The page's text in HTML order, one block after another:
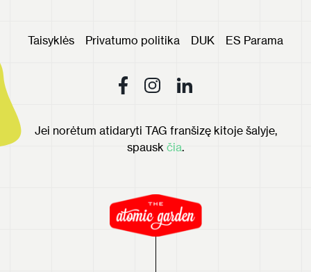
Taisyklės Privatumo politika DUK ES Parama
Jei norėtum atidaryti TAG franšizę kitoje šalyje,
spausk čia.